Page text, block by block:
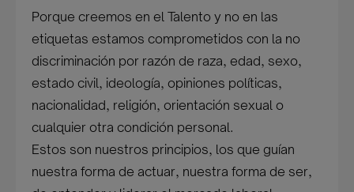
Porque creemos en el Talento y no en las
etiquetas estamos comprometidos con la no
discriminación por razón de raza, edad, sexo,
estado civil, ideología, opiniones políticas,
nacionalidad, religión, orientación sexual o
cualquier otra condición personal.
Estos son nuestros principios, los que guían
nuestra forma de actuar, nuestra forma de ser,